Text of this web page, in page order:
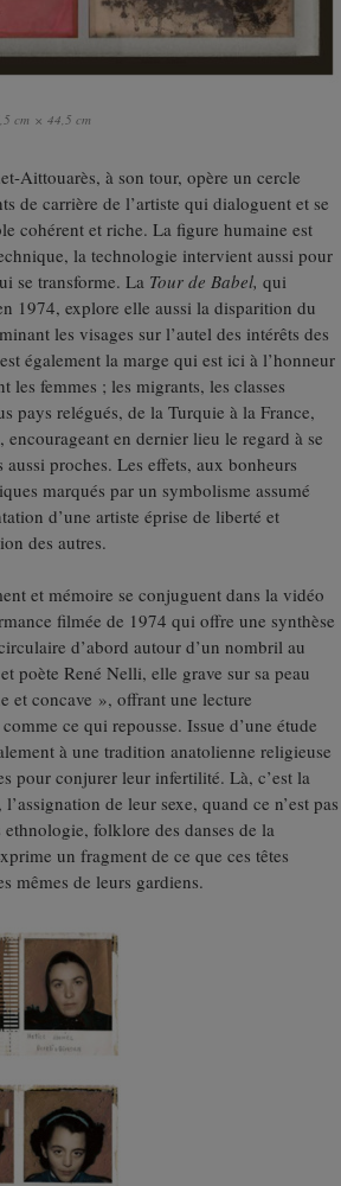
cm × 44,5 cm
Aittouarès, à son tour, opère un cercle
de carrière de l’artiste qui dialoguent et se
cohérent et riche. La figure humaine est
la technologie intervient aussi pour
se transforme. La Tour de Babel, qui
1974, explore elle aussi la disparition du
les visages sur l’autel des intérêts des
également la marge qui est ici à l’honneur
les femmes ; les migrants, les classes
pays relégués, de la Turquie à la France,
en dernier lieu le regard à se
proches. Les effets, aux bonheurs
marqués par un symbolisme assumé
d’une artiste éprise de liberté et
des autres.
et mémoire se conjuguent dans la vidéo
filmée de 1974 qui offre une synthèse
d’abord autour d’un nombril au
poète René Nelli, elle grave sur sa peau
et concave », offrant une lecture
ce qui repousse. Issue d’une étude
à une tradition anatolienne religieuse
pour conjurer leur infertilité. Là, c’est la
de leur sexe, quand ce n’est pas
folklore des danses de la
un fragment de ce que ces têtes
mêmes de leurs gardiens.